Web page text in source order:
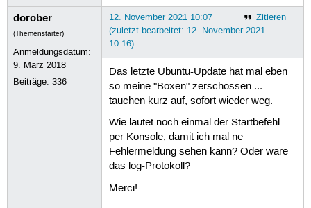
dorober
(Themenstarter)
Anmeldungsdatum:
9. März 2018
Beiträge:336
Zitieren
12. November 2021 10:07
(zuletzt bearbeitet: 12. November 2021
10:16)
Das letzte Ubuntu-Update hat mal eben
so meine "Boxen" zerschossen ...
tauchen kurz auf, sofort wieder weg.
Wie lautet noch einmal der Startbefehl
per Konsole, damit ich mal ne
Fehlermeldung sehen kann? Oder wäre
das log-Protokoll?
Merci!